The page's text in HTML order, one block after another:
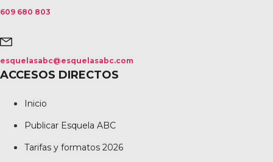
609 680 803
esquelasabc@esquelasabc.com
ACCESOS DIRECTOS
Inicio
Publicar Esquela ABC
Tarifas y formatos 2026